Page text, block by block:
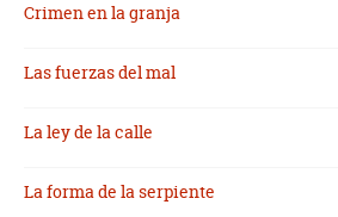
Crimen en la granja
Las fuerzas del mal
La ley de la calle
La forma de la serpiente